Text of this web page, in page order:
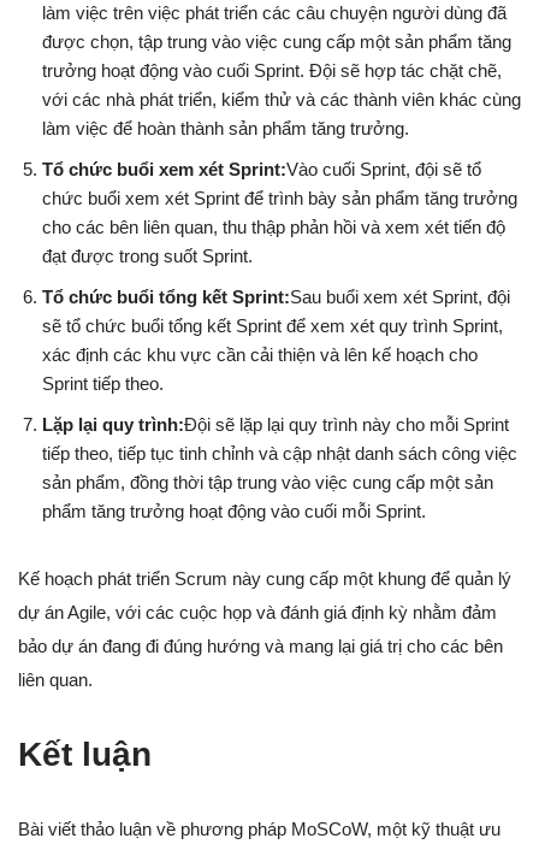
làm việc trên việc phát triển các câu chuyện người dùng đã
được chọn, tập trung vào việc cung cấp một sản phẩm tăng
trưởng hoạt động vào cuối Sprint. Đội sẽ hợp tác chặt chẽ,
với các nhà phát triển, kiểm thử và các thành viên khác cùng
làm việc để hoàn thành sản phẩm tăng trưởng.
Tổ chức buổi xem xét Sprint:Vào cuối Sprint, đội sẽ tổ
chức buổi xem xét Sprint để trình bày sản phẩm tăng trưởng
cho các bên liên quan, thu thập phản hồi và xem xét tiến độ
đạt được trong suốt Sprint.
Tổ chức buổi tổng kết Sprint:Sau buổi xem xét Sprint, đội
sẽ tổ chức buổi tổng kết Sprint để xem xét quy trình Sprint,
xác định các khu vực cần cải thiện và lên kế hoạch cho
Sprint tiếp theo.
Lặp lại quy trình:Đội sẽ lặp lại quy trình này cho mỗi Sprint
tiếp theo, tiếp tục tinh chỉnh và cập nhật danh sách công việc
sản phẩm, đồng thời tập trung vào việc cung cấp một sản
phẩm tăng trưởng hoạt động vào cuối mỗi Sprint.
Kế hoạch phát triển Scrum này cung cấp một khung để quản lý
dự án Agile, với các cuộc họp và đánh giá định kỳ nhằm đảm
bảo dự án đang đi đúng hướng và mang lại giá trị cho các bên
liên quan.
Kết luận
Bài viết thảo luận về phương pháp MoSCoW, một kỹ thuật ưu